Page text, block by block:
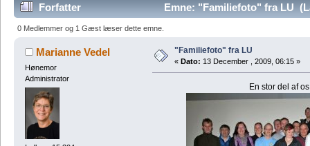
Forfatter Emne: "Familiefoto" fra LU
0 Medlemmer og 1 Gæst læser dette emne.
Marianne Vedel
Hønemor
Administrator
"Familiefoto" fra LU
« Dato: 13 December , 2009, 06:15 »
En stor del af